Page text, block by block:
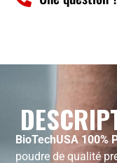
BioTechUSA 100%
poudre de qualité